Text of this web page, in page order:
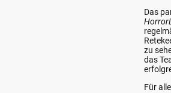
Das
zu
das
Für